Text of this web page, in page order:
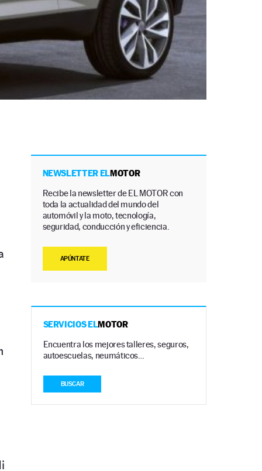
NEWSLETTER ELMOTOR
Recibe la newsletter de EL MOTOR con
toda la actualidad del mundo del
automóvil y la moto, tecnología,
seguridad, conducción y eficiencia.
APÚNTATE
SERVICIOS ELMOTOR
Encuentra los mejores talleres, seguros,
autoescuelas, neumáticos…
BUSCAR